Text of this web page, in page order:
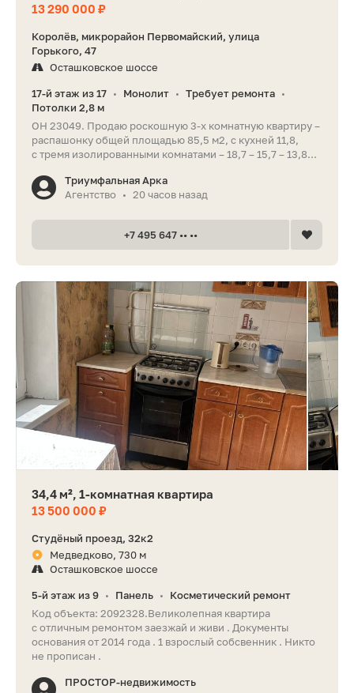
13 290 000 ₽
Королёв, микрорайон Первомайский, улица
Горького, 47
Осташковское шоссе
17-й этаж из 17 • Монолит • Требует ремонта •
Потолки 2,8 м
ОН 23049. Продаю роскошную 3-х комнатную квартиру –
распашонку общей площадью 85,5 м2, с кухней 11,8,
с тремя изолированными комнатами – 18,7 – 15,7 – 13,8...
Триумфальная Арка
Агентство
• 20 часов назад
+7 495 647 •• ••
34,4 м², 1-комнатная квартира
13 500 000 ₽
Студёный проезд, 32к2
Медведково, 730 м
Осташковское шоссе
5-й этаж из 9 • Панель •
Косметический ремонт
Код объекта: 2092328.Великолепная квартира
с отличным ремонтом заезжай и живи . Документы
основания от 2014 года . 1 взрослый собсвенник . Никто
не прописан .
ПРОСТОР-недвижимость